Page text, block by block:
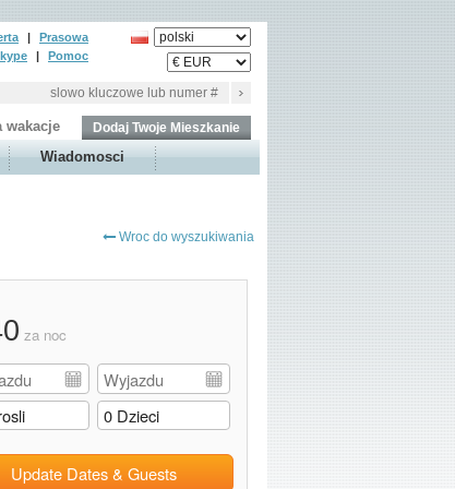
wakacje Dodaj Twoje Mieszkanie
|
Prasowa
| Pomoc
Wiadomosci
Wroc do wyszukiwania
za noc
Update Dates & Guests